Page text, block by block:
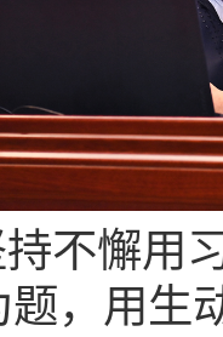
持不懈用
题，用生